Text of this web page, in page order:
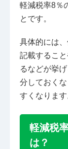
軽減税率8％
とです。
具体的には
記載するこ
るなどが挙
分しておく
すくなります
軽減税
は？